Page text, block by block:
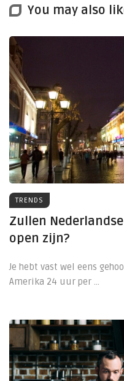
You may also
TRENDS
Zullen
open zijn?
Je hebt vast wel eens
Amerika 24 uur per ...